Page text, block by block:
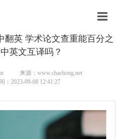
网站首页
本科论文
翻英 学术论文查重能百分之
英文互译吗？
来源：www.chachong.net
：2023-09-08 12:41:27